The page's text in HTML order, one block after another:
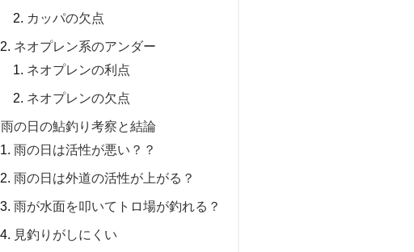
カッパの欠点
ネオプレン系のアンダー
ネオプレンの利点
ネオプレンの欠点
雨の日の鮎釣り考察と結論
雨の日は活性が悪い？？
雨の日は外道の活性が上がる？
雨が水面を叩いてトロ場が釣れる？
見釣りがしにくい